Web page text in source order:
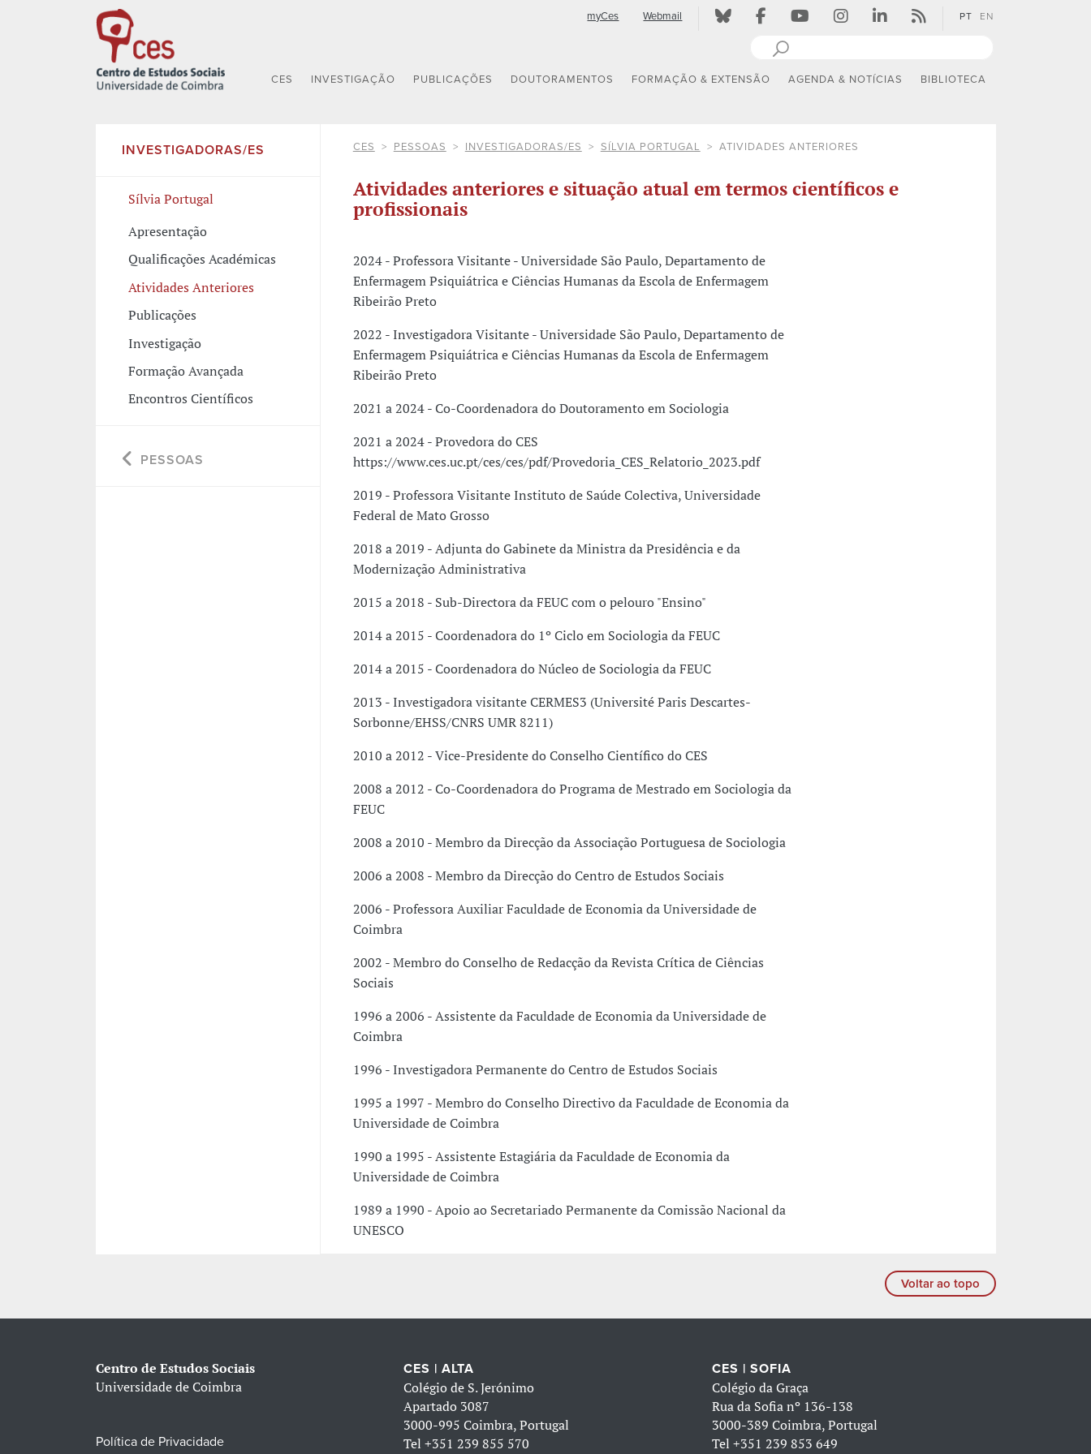
myCes Webmail PT EN
CES INVESTIGAÇÃO PUBLICAÇÕES DOUTORAMENTOS FORMAÇÃO & EXTENSÃO AGENDA & NOTÍCIAS BIBLIOTECA
INVESTIGADORAS/ES
Sílvia Portugal
Apresentação
Qualificações Académicas
Atividades Anteriores
Publicações
Investigação
Formação Avançada
Encontros Científicos
PESSOAS
CES PESSOAS INVESTIGADORAS/ES SÍLVIA PORTUGAL ATIVIDADES ANTERIORES
Atividades anteriores e situação atual em termos científicos e
profissionais
2024 - Professora Visitante - Universidade São Paulo, Departamento de
Enfermagem Psiquiátrica e Ciências Humanas da Escola de Enfermagem
Ribeirão Preto
2022 - Investigadora Visitante - Universidade São Paulo, Departamento de
Enfermagem Psiquiátrica e Ciências Humanas da Escola de Enfermagem
Ribeirão Preto
2021 a 2024 - Co-Coordenadora do Doutoramento em Sociologia
2021 a 2024 - Provedora do CES
https://www.ces.uc.pt/ces/ces/pdf/Provedoria_CES_Relatorio_2023.pdf
2019 - Professora Visitante Instituto de Saúde Colectiva, Universidade
Federal de Mato Grosso
2018 a 2019 - Adjunta do Gabinete da Ministra da Presidência e da
Modernização Administrativa
2015 a 2018 - Sub-Directora da FEUC com o pelouro "Ensino"
2014 a 2015 - Coordenadora do 1º Ciclo em Sociologia da FEUC
2014 a 2015 - Coordenadora do Núcleo de Sociologia da FEUC
2013 - Investigadora visitante CERMES3 (Université Paris Descartes-
Sorbonne/EHSS/CNRS UMR 8211)
2010 a 2012 - Vice-Presidente do Conselho Científico do CES
2008 a 2012 - Co-Coordenadora do Programa de Mestrado em Sociologia da
FEUC
2008 a 2010 - Membro da Direcção da Associação Portuguesa de Sociologia
2006 a 2008 - Membro da Direcção do Centro de Estudos Sociais
2006 - Professora Auxiliar Faculdade de Economia da Universidade de
Coimbra
2002 - Membro do Conselho de Redacção da Revista Crítica de Ciências
Sociais
1996 a 2006 - Assistente da Faculdade de Economia da Universidade de
Coimbra
1996 - Investigadora Permanente do Centro de Estudos Sociais
1995 a 1997 - Membro do Conselho Directivo da Faculdade de Economia da
Universidade de Coimbra
1990 a 1995 - Assistente Estagiária da Faculdade de Economia da
Universidade de Coimbra
1989 a 1990 - Apoio ao Secretariado Permanente da Comissão Nacional da
UNESCO
Voltar ao topo
Centro de Estudos Sociais
Universidade de Coimbra
Política de Privacidade
CES | ALTA
Colégio de S. Jerónimo
Apartado 3087
3000-995 Coimbra, Portugal
Tel+351 239 855 570
CES | SOFIA
Colégio da Graça
Rua da Sofia nº 136-138
3000-389 Coimbra, Portugal
Tel +351 239 853 649